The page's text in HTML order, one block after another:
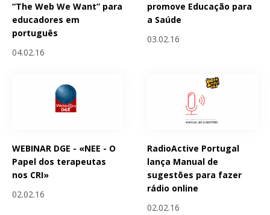
“The Web We Want” para
educadores em
português
04.02.16
promove Educação para
a Saúde
03.02.16
WEBINAR DGE - «NEE - O
Papel dos terapeutas
nos CRI»
02.02.16
RadioActive Portugal
lança Manual de
sugestões para fazer
rádio online
02.02.16